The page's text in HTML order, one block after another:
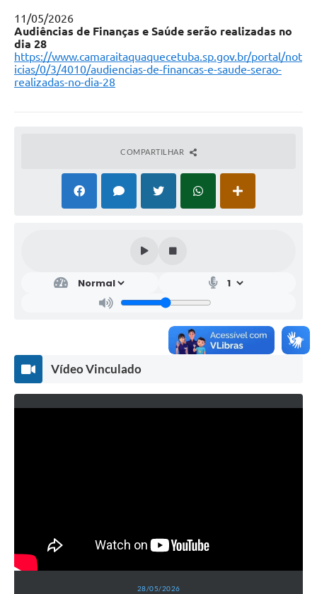
11/05/2026
Audiências de Finanças e Saúde serão realizadas no
dia 28
https://www.camaraitaquaquecetuba.sp.gov.br/portal/not
icias/0/3/4010/audiencias-de-financas-e-saude-serao-
realizadas-no-dia-28
COMPARTILHAR
Vídeo Vinculado
28/05/2026